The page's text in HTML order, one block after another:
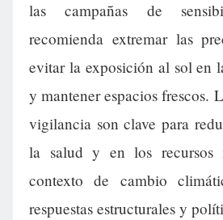
las campañas de
recomienda extremar las
evitar la exposición al sol en
y mantener espacios frescos.
vigilancia son clave para
la salud y en los recursos
contexto de cambio
respuestas estructurales y